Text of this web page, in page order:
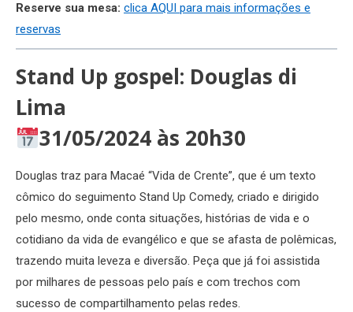
Reserve sua mesa: clica AQUI para mais informações e
reservas
Stand Up gospel: Douglas di
Lima
31/05/2024 às 20h30
Douglas traz para Macaé “Vida de Crente”, que é um texto
cômico do seguimento Stand Up Comedy, criado e dirigido
pelo mesmo, onde conta situações, histórias de vida e o
cotidiano da vida de evangélico e que se afasta de polêmicas,
trazendo muita leveza e diversão. Peça que já foi assistida
por milhares de pessoas pelo país e com trechos com
sucesso de compartilhamento pelas redes.